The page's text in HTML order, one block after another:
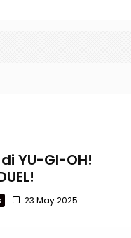
YU-GI-OH!
23 May 2025